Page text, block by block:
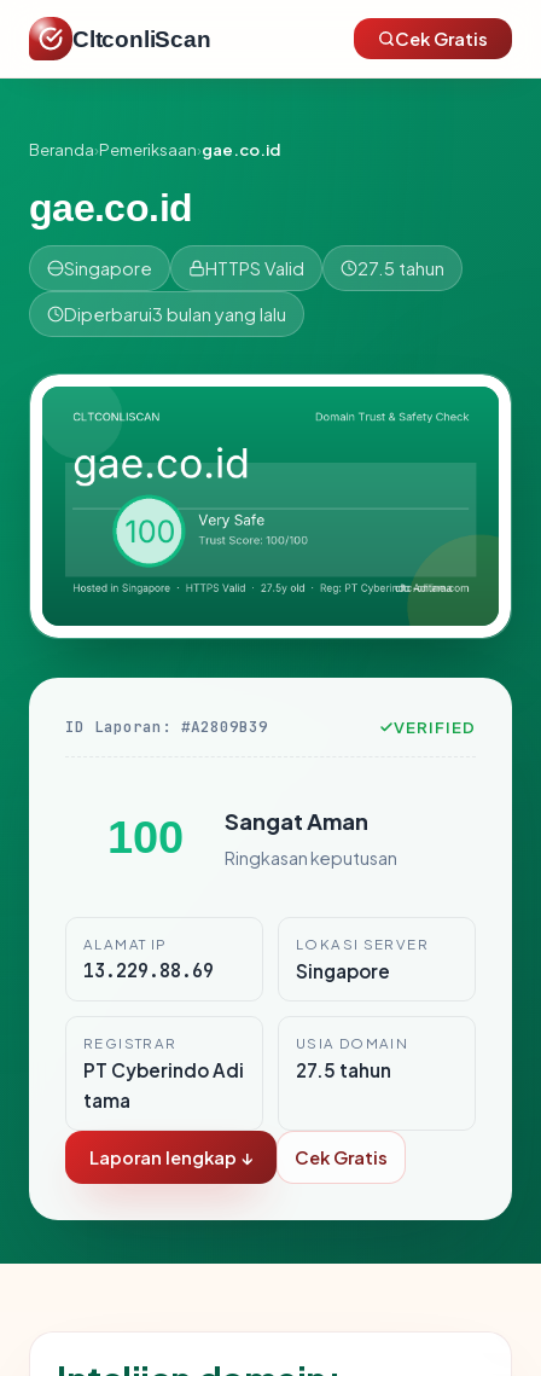
CltconliScan Cek Gratis
Beranda›Pemeriksaan›gae.co.id
gae.co.id
Singapore HTTPS Valid 27.5 tahun
Diperbarui3 bulan yang lalu
ID Laporan: #A2809B39 VERIFIED
100 Sangat Aman
Ringkasan keputusan
ALAMAT IP
13.229.88.69
LOKASI SERVER
Singapore
REGISTRAR
PT Cyberindo Adi
tama
USIA DOMAIN
27.5 tahun
Laporan lengkap ↓ Cek Gratis